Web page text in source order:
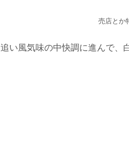
売店とか
追い風気味の中快調に進んで、